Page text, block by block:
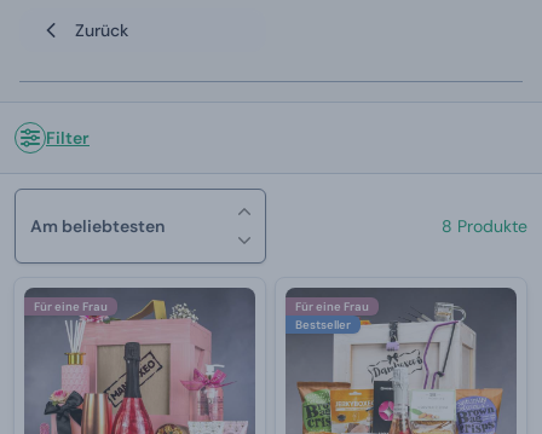
Zurück
Filter
Am beliebtesten 8 Produkte
Für eine Frau
Für eine Frau
Bestseller